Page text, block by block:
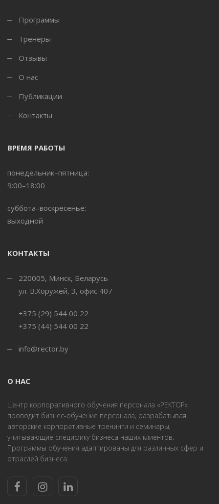
Программы
Тренеры
Отзывы
О нас
Публикации
Контакты
ВРЕМЯ РАБОТЫ
понедельник–пятница:
9:00–18:00
суббота–воскресенье:
выходной
КОНТАКТЫ
220005, Минск, Беларусь
ул. В.Хоружей, 3, офис 407
+375 (29) 544 00 22
+375 (44) 544 00 22
info@rector.by
О НАС
Центр корпоративного обучения персонала «РЕКТОР»
проводит бизнес-обучение персонала, разрабатывая
авторские корпоративные тренинги и семинары,
учитывающие специфику бизнеса наших клиентов.
Программы обучения адаптированы для различных сфер и
отраслей бизнеса.